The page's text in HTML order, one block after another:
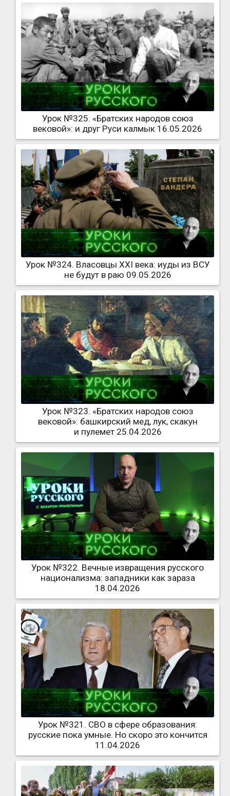
Урок №325. «Братских народов союз
вековой»: и друг Руси калмык 16.05.2026
Урок №324. Власовцы XXI века: иуды из ВСУ
не будут в раю 09.05.2026
Урок №323. «Братских народов союз
вековой»: башкирский мед, лук, скакун
и пулемет 25.04.2026
Урок №322. Вечные извращения русского
национализма: западники как зараза
18.04.2026
Урок №321. СВО в сфере образования:
русские пока умные. Но скоро это кончится
11.04.2026